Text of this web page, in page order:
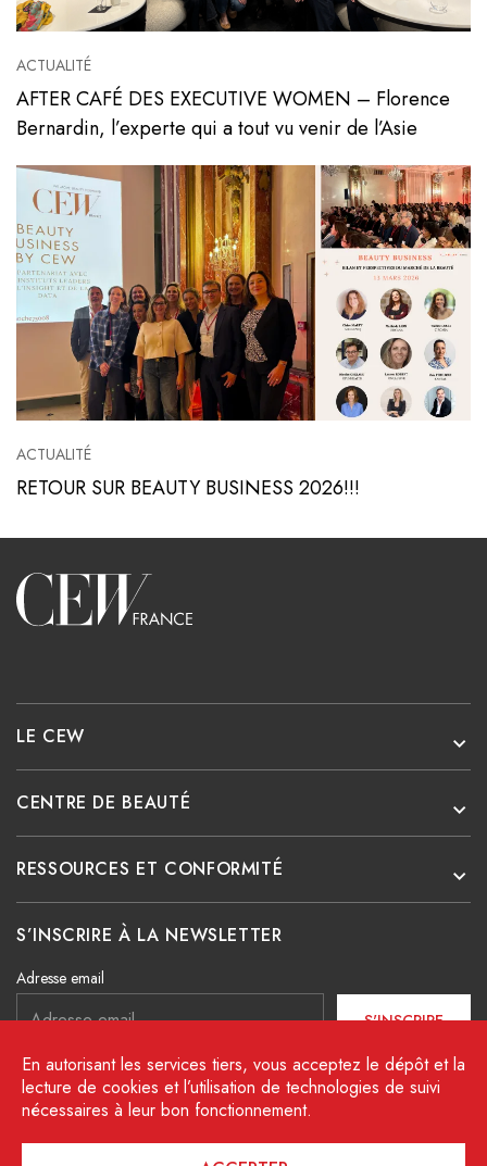
ACTUALITÉ
AFTER CAFÉ DES EXECUTIVE WOMEN – Florence
Bernardin, l’experte qui a tout vu venir de l’Asie
ACTUALITÉ
RETOUR SUR BEAUTY BUSINESS 2026!!!
LE CEW
CENTRE DE BEAUTÉ
RESSOURCES ET CONFORMITÉ
S’INSCRIRE À LA NEWSLETTER
Adresse email
J’ai lu et j’accepte les conditions décrites dans la charte
de protection des données.
S'INSCRIRE
Facebook
Instagram
Linkedin
En autorisant les services tiers, vous acceptez le dépôt et la
lecture de cookies et l’utilisation de technologies de suivi
nécessaires à leur bon fonctionnement.